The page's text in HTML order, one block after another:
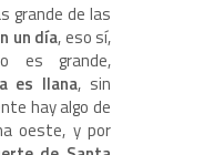
grande de las
un día, eso sí,
es grande,
es llana, sin
hay algo de
oeste, y por